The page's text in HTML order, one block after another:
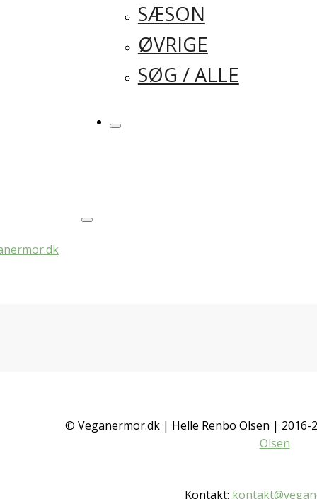
SÆSON
ØVRIGE
SØG / ALLE
© Veganermor.dk | Helle Renbo Olsen |
Olsen
Kontakt: